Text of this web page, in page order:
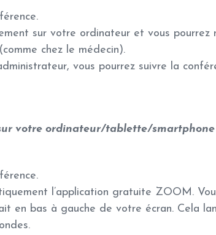
sur votre ordinateur et vous pourrez
chez le médecin).
vous pourrez suivre la
votre ordinateur/tablette/smartphone
l’application gratuite ZOOM.
en bas à gauche de votre écran. Cela